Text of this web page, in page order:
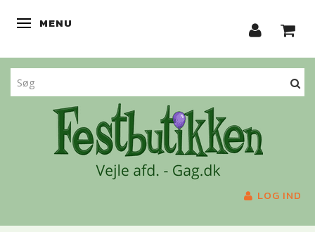
SKIFTE NAVIGATION
MENU
LOG IND